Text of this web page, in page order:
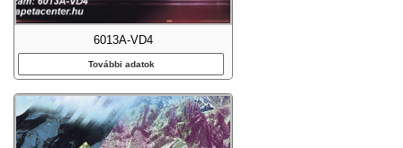
6013A-VD4
További adatok